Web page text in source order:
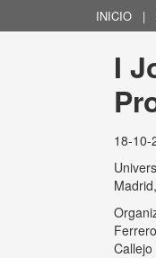
INICIO |
I
18-10-